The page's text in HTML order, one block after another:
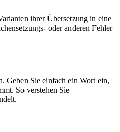
ihrer Übersetzung in eine
oder anderen Fehler
Geben Sie einfach ein Wort ein,
So verstehen Sie